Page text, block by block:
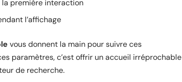
première interaction
l’affichage
vous donnent la main pour suivre ces
paramètres, c’est offrir un accueil irréprochable
de recherche.